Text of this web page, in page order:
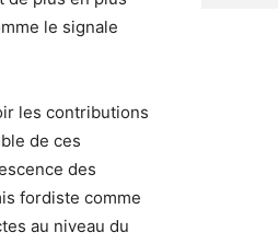
le signale
les contributions
de ces
des
fordiste comme
au niveau du